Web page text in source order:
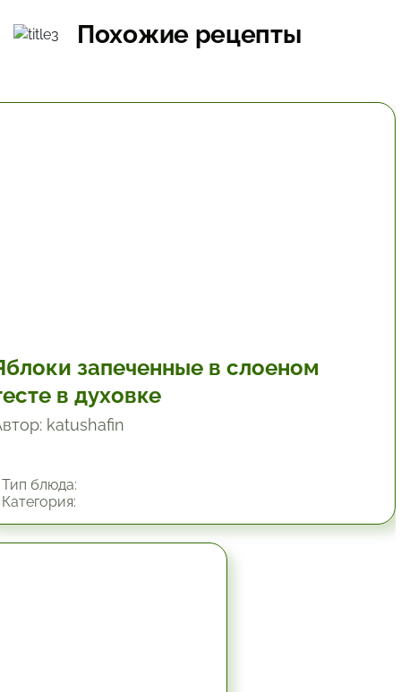
Похожие рецепты
запеченные в слоеном
в духовке
katushafin
блюда: